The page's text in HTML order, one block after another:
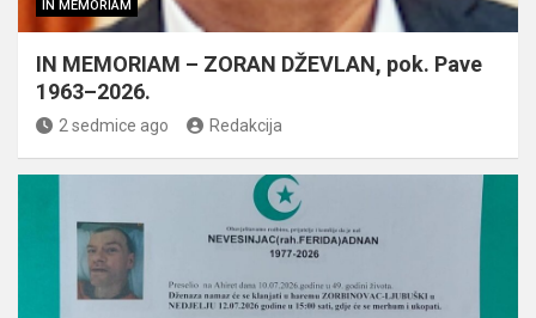
IN MEMORIAM
IN MEMORIAM – ZORAN DŽEVLAN, pok. Pave
1963–2026.
2 sedmice ago Redakcija